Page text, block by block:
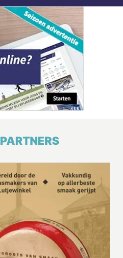
PARTNERS